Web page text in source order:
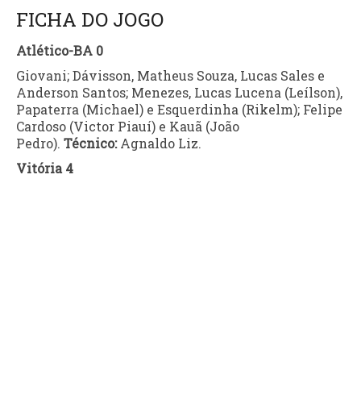
FICHA DO JOGO
Atlético-BA 0
Giovani; Dávisson, Matheus Souza, Lucas Sales e
Anderson Santos; Menezes, Lucas Lucena (Leílson),
Papaterra (Michael) e Esquerdinha (Rikelm); Felipe
Cardoso (Victor Piauí) e Kauã (João
Pedro). Técnico:Agnaldo Liz.
Vitória 4